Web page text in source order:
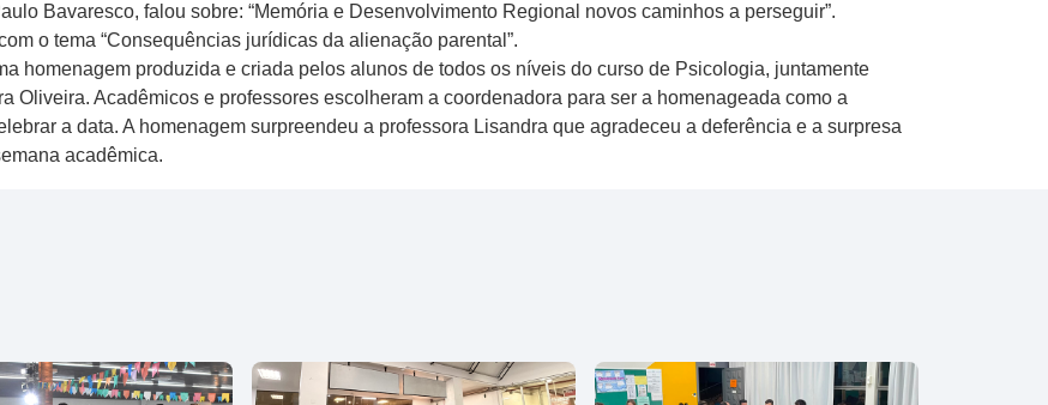
Bavaresco, falou sobre: “Memória e Desenvolvimento Regional novos caminhos a perseguir”.
o tema “Consequências jurídicas da alienação parental”.
homenagem produzida e criada pelos alunos de todos os níveis do curso de Psicologia, juntamente
Oliveira. Acadêmicos e professores escolheram a coordenadora para ser a homenageada como a
a data. A homenagem surpreendeu a professora Lisandra que agradeceu a deferência e a surpresa
acadêmica.